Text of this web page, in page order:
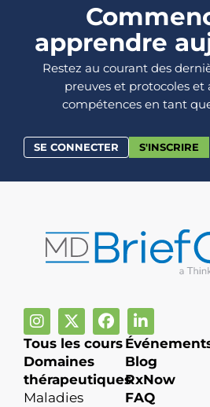
apprendre
Restez au courant des
preuves et protocoles et
compétences en tant
SE CONNECTER S'INSCRIRE
Tous les cours
Domaines
thérapeutiques
Maladies
Blog
RxNow
FAQ